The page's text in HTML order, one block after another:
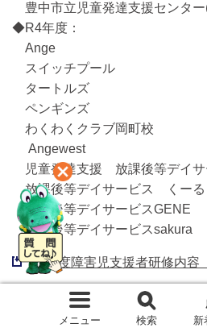
メニュー 検索 新
豊中市立児童発達支援センタ
◆R4年度：
Ange
スイッチプール
タートルズ
ペンギンズ
わくわくクラブ岡町校
Angewest
児童発達支援 放課後等デイサ
放課後等デイサービス くーる
放課後等デイサービスGENE
放課後等デイサービスsakura
R7年度障害児支援者研修内容
R6年度障害児支援者研修内容